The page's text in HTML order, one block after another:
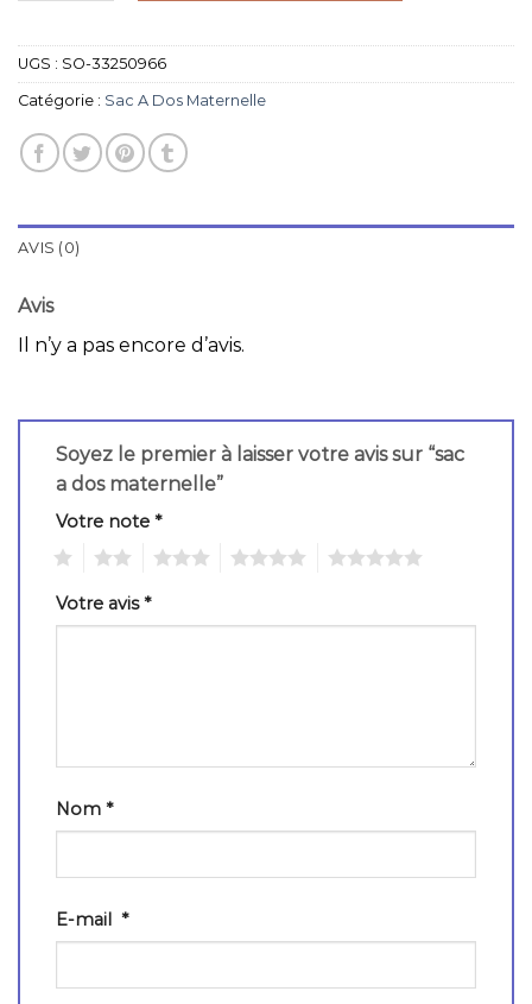
UGS : SO-33250966
Catégorie : Sac A Dos Maternelle
AVIS (0)
Avis
Il n’y a pas encore d’avis.
Soyez le premier à laisser votre avis sur “sac
a dos maternelle”
Votre note *
Votre avis*
Nom *
E-mail *